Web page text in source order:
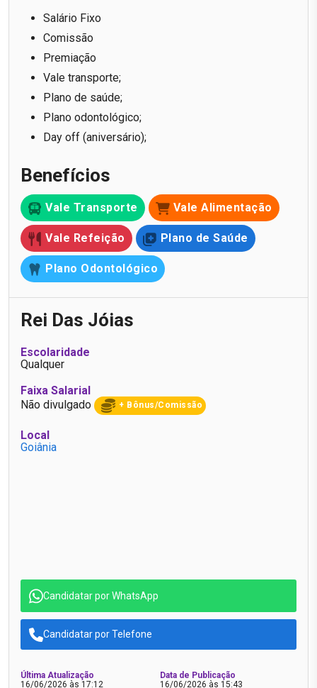
Salário Fixo
Comissão
Premiação
Vale transporte;
Plano de saúde;
Plano odontológico;
Day off (aniversário);
Benefícios
Vale Transporte Vale Alimentação
Vale Refeição Plano de Saúde
Plano Odontológico
Rei Das Jóias
Escolaridade
Qualquer
Faixa Salarial
Não divulgado
+ Bônus/Comissão
Local
Goiânia
Candidatar por WhatsApp
Candidatar por Telefone
Última Atualização
16/06/2026 às 17:12
Data de Publicação
16/06/2026 às 15:43